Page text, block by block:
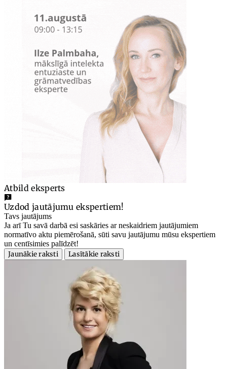
Atbild eksperts
Uzdod jautājumu ekspertiem!
Tavs jautājums
Ja arī Tu savā darbā esi saskāries ar neskaidriem jautājumiem
normatīvo aktu piemērošanā, sūti savu jautājumu mūsu ekspertiem
un centīsimies palīdzēt!
Jaunākie raksti
Lasītākie raksti